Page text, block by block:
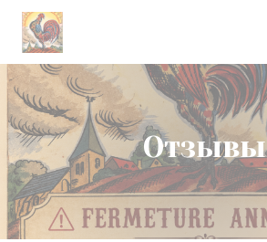
Панель управления cookies
Отзывы